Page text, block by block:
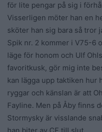
för lite pengar på sig i
Visserligen möter han en
sköter han sig bara så tror
Spik nr. 2 kommer i V75-6
läge för honom och Ulf
favoritkusk, gör mig inte
kan lägga upp taktiken hur
ryggar och känslan är att
Fayline. Men på Åby finns
Stormysky är visslande